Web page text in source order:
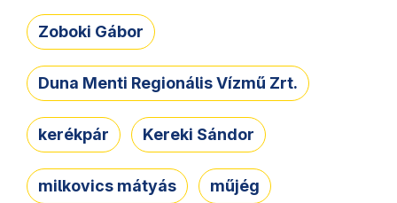
Zoboki Gábor
Duna Menti Regionális Vízmű Zrt.
kerékpár Kereki Sándor
milkovics mátyás műjég